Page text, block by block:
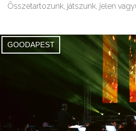
Összetartozunk, játszunk, jelen
GOODAPEST